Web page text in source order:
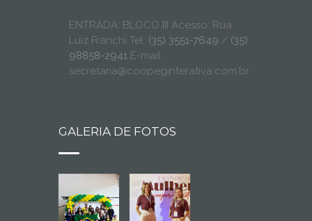
ENTRADA: BLOCO III Acesso: Rua
Luiz Franchi Tel: (35) 3551-7649 / (35)
98858-2941 E-mail:
secretaria@coopeginterativa.com.br
GALERIA DE FOTOS